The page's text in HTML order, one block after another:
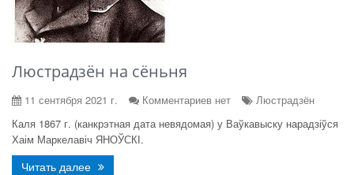
Люстрадзён на сёньня
11 сентября 2021 г. Комментариев нет
Люстрадзён
Каля 1867 г. (канкрэтная дата невядомая) у Ваўкавыску нарадзіўся
Хаім Маркелавіч ЯНОЎСКІ.
Читать далее